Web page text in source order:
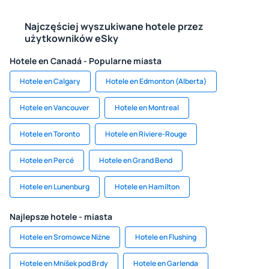
Najczęściej wyszukiwane hotele przez
użytkowników eSky
Hotele en Canadá - Popularne miasta
Hotele en Calgary Hotele en Edmonton (Alberta)
Hotele en Vancouver Hotele en Montreal
Hotele en Toronto Hotele en Riviere-Rouge
Hotele en Percé Hotele en Grand Bend
Hotele en Lunenburg Hotele en Hamilton
Najlepsze hotele - miasta
Hotele en Sromowce Niżne Hotele en Flushing
Hotele en Mníšek pod Brdy Hotele en Garlenda